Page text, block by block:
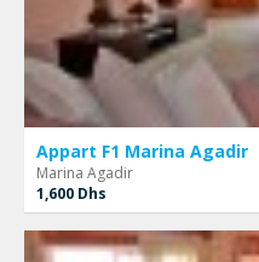
Appart F1 Marina Agadir
Marina Agadir
1,600 Dhs